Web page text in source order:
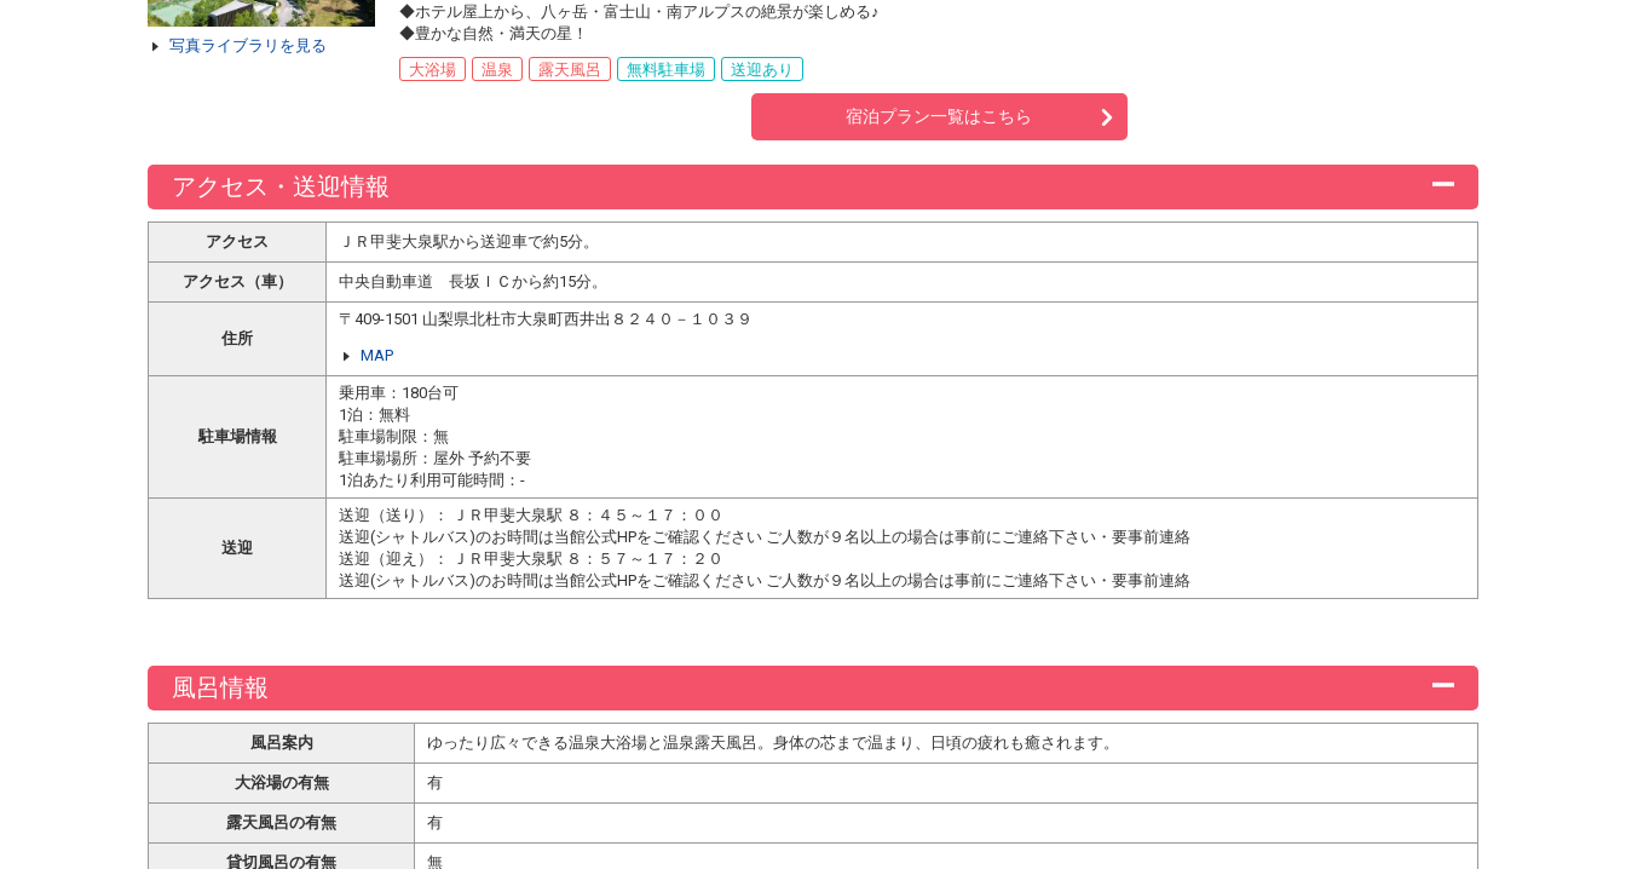
写真ライブラリを見る
◆ホテル屋上から、八ヶ岳・富士山・南アルプスの絶景が楽しめる♪
◆豊かな自然・満天の星！
大浴場
温泉 露天風呂 無料駐車場 送迎あり
宿泊プラン一覧はこちら
アクセス・送迎情報
アクセス ＪＲ甲斐大泉駅から送迎車で約5分。
アクセス（車） 中央自動車道 長坂ＩＣから約15分。
住所
〒409-1501 山梨県北杜市大泉町西井出８２４０－１０３９
MAP
駐車場情報
乗用車：180台可
1泊：無料
駐車場制限：無
駐車場場所：屋外 予約不要
1泊あたり利用可能時間：-
送迎
送迎（送り）： ＪＲ甲斐大泉駅 ８：４５～１７：００
送迎(シャトルバス)のお時間は当館公式HPをご確認ください ご人数が９名以上の場合は事前にご連絡下さい・要事前連絡
送迎（迎え）： ＪＲ甲斐大泉駅 ８：５７～１７：２０
送迎(シャトルバス)のお時間は当館公式HPをご確認ください ご人数が９名以上の場合は事前にご連絡下さい・要事前連絡
風呂情報
風呂案内 ゆったり広々できる温泉大浴場と温泉露天風呂。身体の芯まで温まり、日頃の疲れも癒されます。
大浴場の有無 有
露天風呂の有無 有
貸切風呂の有無 無